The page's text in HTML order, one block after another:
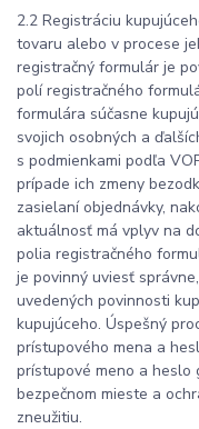
2.2 Registráciu
tovaru alebo v procese
registračný formulár je
polí registračného
formulára súčasne
svojich osobných a
s podmienkami podľa
prípade ich zmeny
zasielaní objednávky,
aktuálnosť má vplyv na
polia registračného
je povinný uviesť
uvedených povinnosti
kupujúceho. Úspešný
prístupového mena a
prístupové meno a heslo
bezpečnom mieste a
zneužitiu.